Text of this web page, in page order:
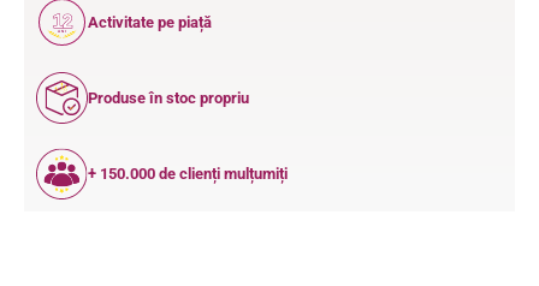
12
ANI
Activitate pe piață
Produse în stoc propriu
+ 150.000 de clienți mulțumiți